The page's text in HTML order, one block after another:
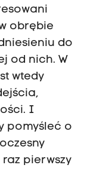
obrębie
do
od nich. W
wtedy
I
pomyśleć o
raz pierwszy